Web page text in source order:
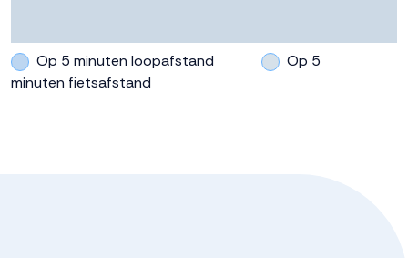
Op 5 minuten loopafstand
Op 5
minuten fietsafstand